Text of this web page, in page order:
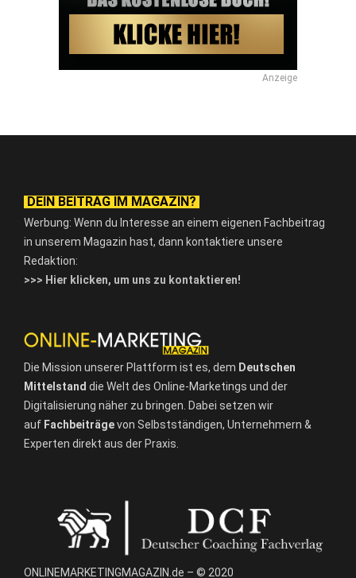
Anzeige
DEIN BEITRAG IM MAGAZIN?
Werbung: Wenn du Interesse an einem eigenen Fachbeitrag
in unserem Magazin hast, dann kontaktiere unsere
Redaktion:
>>> Hier klicken, um uns zu kontaktieren!
Die Mission unserer Plattform ist es, dem Deutschen
Mittelstand die Welt des Online-Marketings und der
Digitalisierung näher zu bringen. Dabei setzen wir
auf Fachbeiträgevon Selbstständigen, Unternehmern &
Experten direkt aus der Praxis.
ONLINEMARKETINGMAGAZIN.de – © 2020